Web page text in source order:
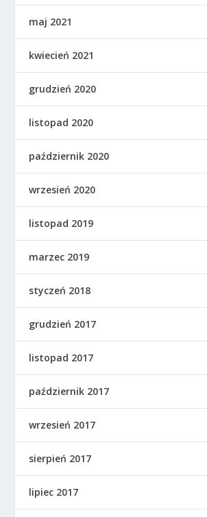
maj 2021
kwiecień 2021
grudzień 2020
listopad 2020
październik 2020
wrzesień 2020
listopad 2019
marzec 2019
styczeń 2018
grudzień 2017
listopad 2017
październik 2017
wrzesień 2017
sierpień 2017
lipiec 2017